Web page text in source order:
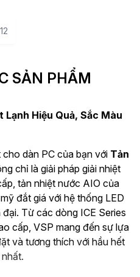
12
SẢN PHẨM
Hiệu Quả, Sắc Màu
dàn PC của bạn với Tản
chỉ là giải pháp giải nhiệt
tản nhiệt nước AIO của
đắt giá với hệ thống LED
Từ các dòng ICE Series
cấp, VSP mang đến sự lựa
và tương thích với hầu hết